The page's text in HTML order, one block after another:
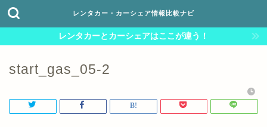
レンタカー・カーシェア情報比較ナビ
レンタカーとカーシェアはここが違う！
start_gas_05-2